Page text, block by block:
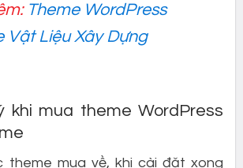
Theme WordPress
Vật Liệu Xây Dựng
khi mua theme WordPress
theme mua về, khi cài đặt xong